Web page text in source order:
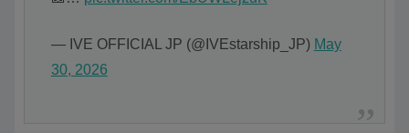
— IVE OFFICIAL JP (@IVEstarship_JP) May
30, 2026